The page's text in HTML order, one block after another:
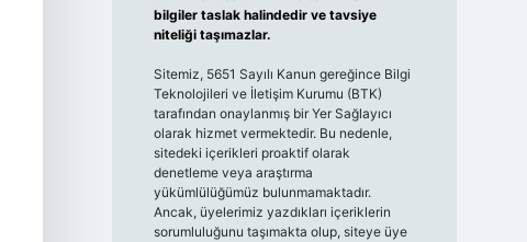
bilgiler taslak halindedir ve tavsiye
niteliği taşımazlar.
Sitemiz, 5651 Sayılı Kanun gereğince Bilgi
Teknolojileri ve İletişim Kurumu (BTK)
tarafından onaylanmış bir Yer Sağlayıcı
olarak hizmet vermektedir. Bu nedenle,
sitedeki içerikleri proaktif olarak
denetleme veya araştırma
yükümlülüğümüz bulunmamaktadır.
Ancak, üyelerimiz yazdıkları içeriklerin
sorumluluğunu taşımakta olup, siteye üye